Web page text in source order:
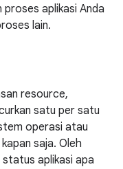
aplikasi Anda
lain.
resource,
satu per satu
operasi atau
saja. Oleh
aplikasi apa